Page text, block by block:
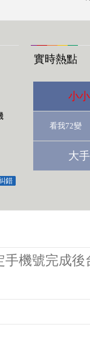
錯
實時熱點
小
看我72變
大